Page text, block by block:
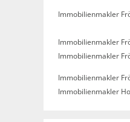
Immobilienmakler
Immobilienmakler
Immobilienmakler
Immobilienmakler
Immobilienmakler